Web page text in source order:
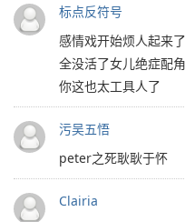
标点反符号
感情戏开始烦人起来
全没活了女儿绝症配
你这也太工具人了
污吴五悟
peter之死耿耿于怀
Clairia